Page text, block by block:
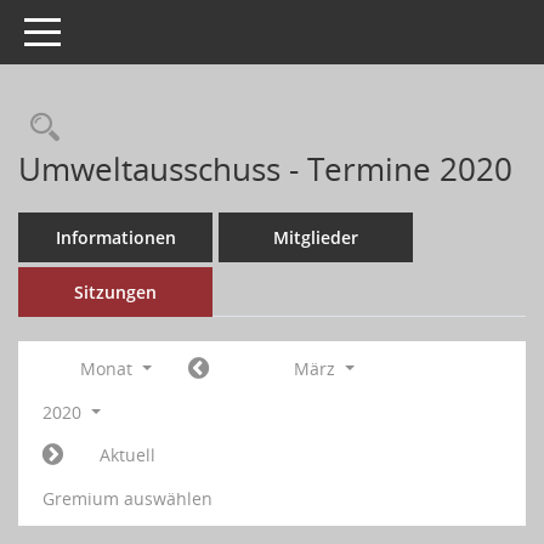
Toggle navigation
Umweltausschuss - Termine 2020
Informationen Mitglieder
Sitzungen
Monat
März
2020
Aktuell
Gremium auswählen